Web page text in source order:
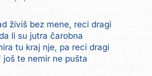
živiš bez mene, reci dragi
li su jutra čarobna
tu kraj nje, pa reci dragi
još te nemir ne pušta